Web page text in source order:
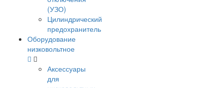
(УЗО)
Цилиндрический
предохранитель
Оборудование
низковольтное
Аксессуары
для